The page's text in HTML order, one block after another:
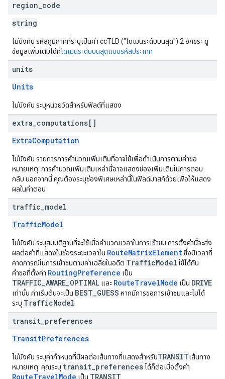
region code
string
ไม่บังคับ รหัสภูมิภาคที่ระบุเป็นค่า ccTLD ("โดเมนระดับบนสุด") 2 อักขระ ดู
ข้อมูลเพิ่มเติมได้ที่โดเมนระดับบนสุดแบบรหัสประเทศ
units
Units
ไม่บังคับ ระบุหน่วยวัดสำหรับฟิลด์ที่แสดง
extra computations[]
ExtraComputation
ไม่บังคับ รายการการคำนวณเพิ่มเติมที่อาจใช้เพื่อดำเนินการตามคำขอ
หมายเหตุ: การคำนวณเพิ่มเติมเหล่านี้อาจแสดงช่องเพิ่มเติมในการตอบ
กลับ นอกจากนี้ คุณต้องระบุช่องพิเศษเหล่านี้ในฟิลด์มาสก์ด้วยเพื่อให้แสดง
ผลในคำตอบ
traffic model
TrafficModel
ไม่บังคับ ระบุสมมติฐานที่จะใช้เมื่อคำนวณเวลาในการเข้าชม การตั้งค่านี้จะส่ง
ผลต่อค่าที่แสดงในช่องระยะเวลาใน RouteMatrixElementซึ่งมีเวลาที่
คาดการณ์ในการเข้าชมตามค่าเฉลี่ยในอดีต TrafficModel ใช้ได้กับ
คำขอที่ตั้งค่า RoutingPreference เป็น
TRAFFIC_AWARE_OPTIMAL และ RouteTravelMode เป็น DRIVE
เท่านั้น ค่าเริ่มต้นจะเป็น BEST_GUESS หากมีการขอการเข้าชมและไม่ได้
ระบุ TrafficModel
transit preferences
TransitPreferences
ไม่บังคับ ระบุค่ากำหนดที่มีผลต่อเส้นทางที่แสดงสำหรับTRANSITเส้นทาง
หมายเหตุ: คุณระบุ transit_preferences ได้ก็ต่อเมื่อตั้งค่า
RouteTravelMode เป็น TRANSIT